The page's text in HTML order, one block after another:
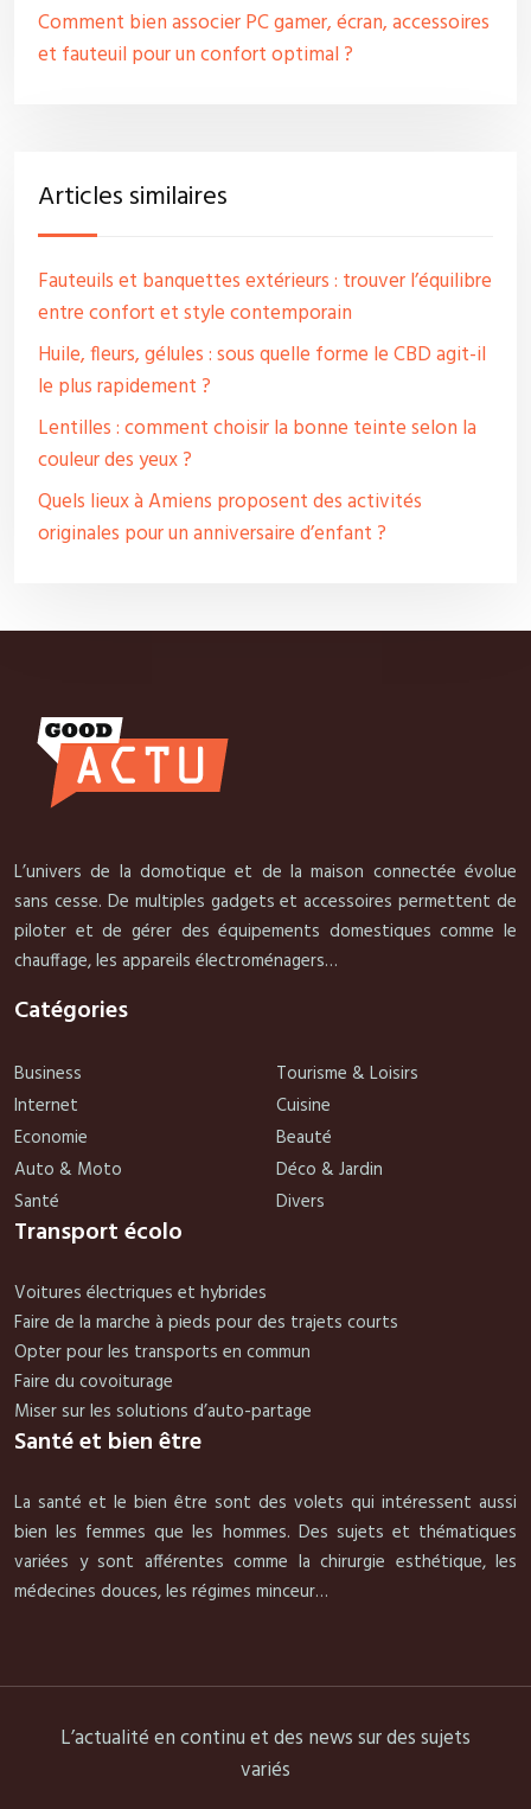
Comment bien associer PC gamer, écran, accessoires
et fauteuil pour un confort optimal ?
Articles similaires
Fauteuils et banquettes extérieurs : trouver l’équilibre
entre confort et style contemporain
Huile, fleurs, gélules : sous quelle forme le CBD agit-il
le plus rapidement ?
Lentilles : comment choisir la bonne teinte selon la
couleur des yeux ?
Quels lieux à Amiens proposent des activités
originales pour un anniversaire d’enfant ?
L’univers de la domotique et de la maison connectée évolue
sans cesse. De multiples gadgets et accessoires permettent de
piloter et de gérer des équipements domestiques comme le
chauffage, les appareils électroménagers…
Catégories
Business
Internet
Economie
Auto & Moto
Santé
Tourisme & Loisirs
Cuisine
Beauté
Déco & Jardin
Divers
Transport écolo
Voitures électriques et hybrides
Faire de la marche à pieds pour des trajets courts
Opter pour les transports en commun
Faire du covoiturage
Miser sur les solutions d’auto-partage
Santé et bien être
La santé et le bien être sont des volets qui intéressent aussi
bien les femmes que les hommes. Des sujets et thématiques
variées y sont afférentes comme la chirurgie esthétique, les
médecines douces, les régimes minceur…
L’actualité en continu et des news sur des sujets
variés